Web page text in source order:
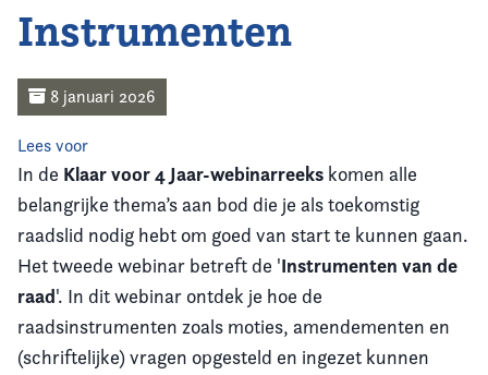
Agenda
Nieuws
Opleiding
Kennis & Informatie
Vereniging
Contact
Instrumenten
8 januari 2026
Lees voor
In de Klaar voor 4 Jaar-webinarreeks komen alle
belangrijke thema’s aan bod die je als toekomstig
raadslid nodig hebt om goed van start te kunnen gaan.
Het tweede webinar betreft de 'Instrumenten van de
raad'. In dit webinar ontdek je hoe de
raadsinstrumenten zoals moties, amendementen en
(schriftelijke) vragen opgesteld en ingezet kunnen